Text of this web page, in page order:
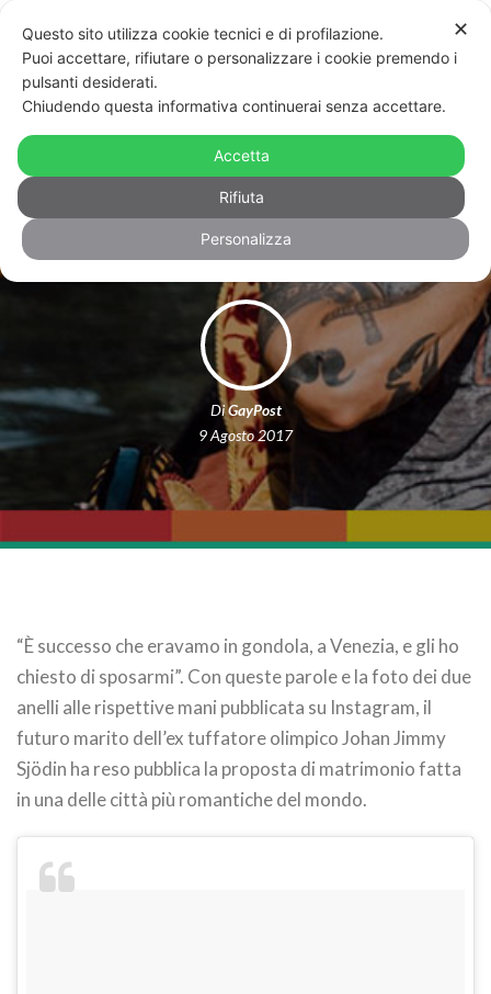
L’ex tuffatore olimpico e la proposta
di matrimonio in gondola, a Venezia –
FOTO
DiGayPost
9 Agosto 2017
“È successo che eravamo in gondola, a Venezia, e gli ho
chiesto di sposarmi”. Con queste parole e la foto dei due
anelli alle rispettive mani pubblicata su Instagram, il
futuro marito dell’ex tuffatore olimpico Johan Jimmy
Sjödin ha reso pubblica la proposta di matrimonio fatta
in una delle città più romantiche del mondo.
✕
Questo sito utilizza cookie tecnici e di profilazione.
Puoi accettare, rifiutare o personalizzare i cookie premendo i
pulsanti desiderati.
Chiudendo questa informativa continuerai senza accettare.
Accetta
Rifiuta
Personalizza